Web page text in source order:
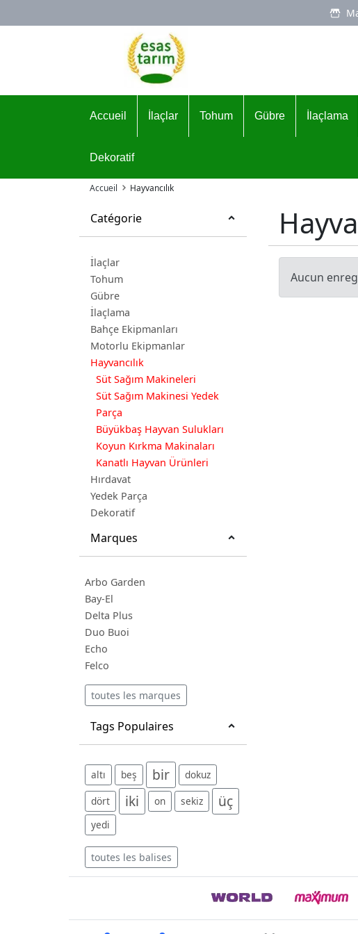
Logo
Accueil İlaçlar Tohum Gübre İlaçlama
Dekoratif
Accueil Hayvancılık
Catégorie
İlaçlar
Tohum
Gübre
İlaçlama
Bahçe Ekipmanları
Motorlu Ekipmanlar
Hayvancılık
Süt Sağım Makineleri
Süt Sağım Makinesi Yedek
Parça
Büyükbaş Hayvan Sulukları
Koyun Kırkma Makinaları
Kanatlı Hayvan Ürünleri
Hırdavat
Yedek Parça
Dekoratif
Marques
Arbo Garden
Bay-El
Delta Plus
Duo Buoi
Echo
Felco
toutes les marques
Tags Populaires
altı beş bir
dokuz
dört
iki on sekiz üç
yedi
toutes les balises
Aucun